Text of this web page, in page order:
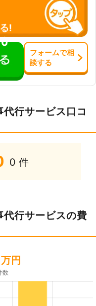
!
フォームで相
談する
行サービス口コ
0 件
行サービスの費
万円